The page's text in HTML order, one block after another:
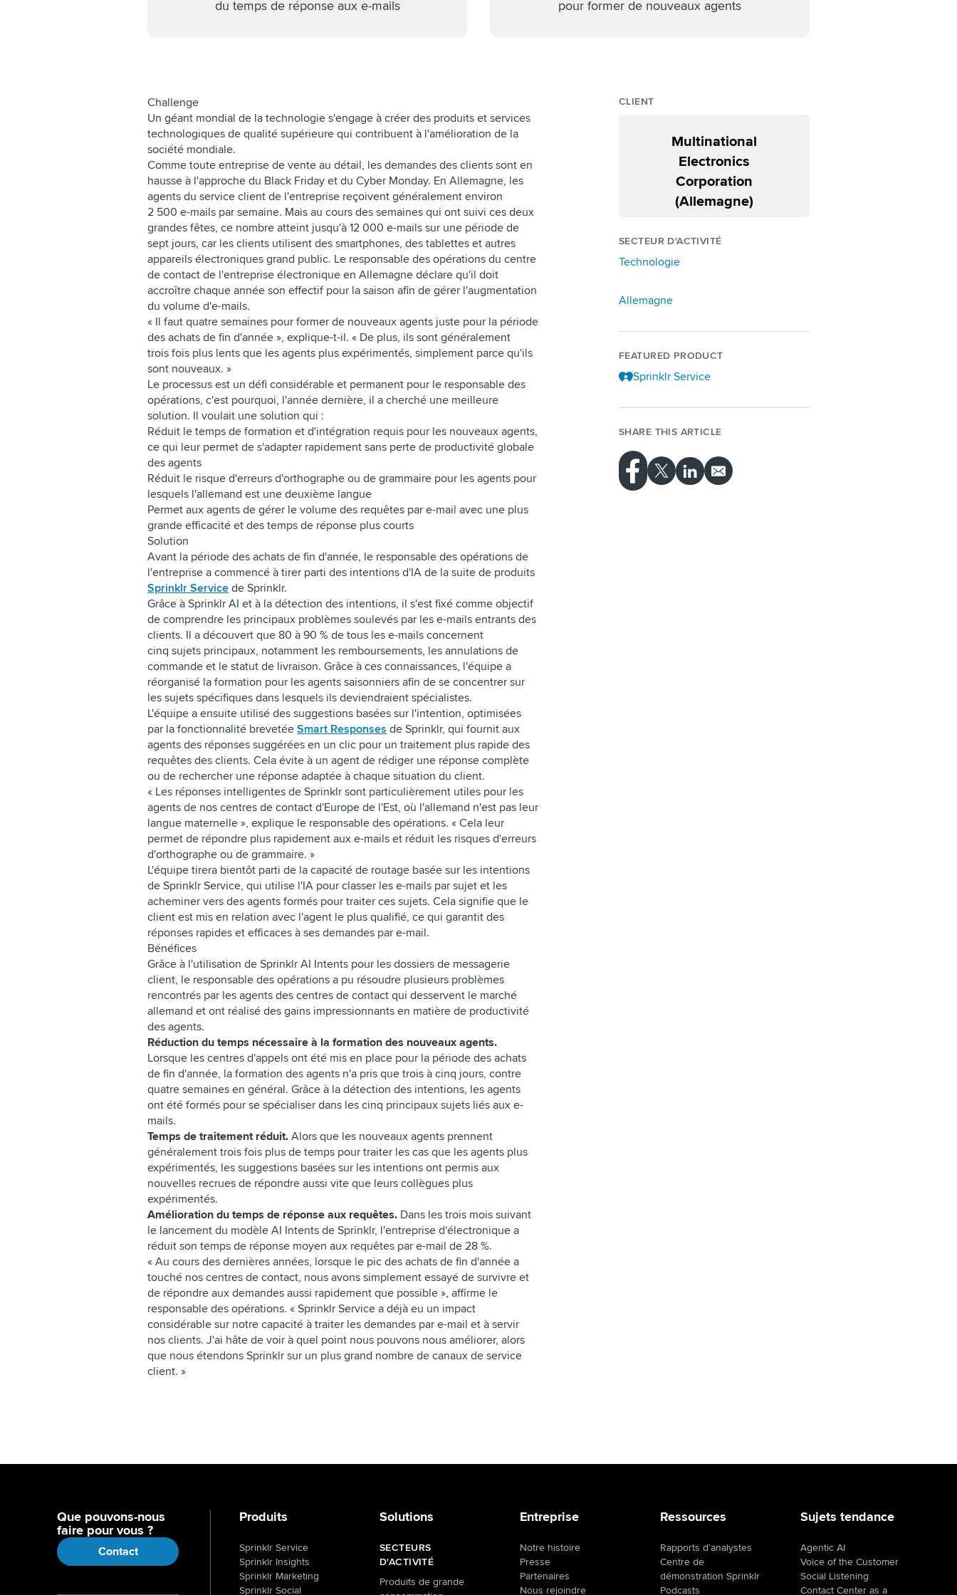
du temps de réponse aux e-mails pour former de nouveaux agents
Challenge
Un géant mondial de la technologie s'engage à créer des produits et services
technologiques de qualité supérieure qui contribuent à l'amélioration de la
société mondiale.
Comme toute entreprise de vente au détail, les demandes des clients sont en
hausse à l'approche du Black Friday et du Cyber Monday. En Allemagne, les
agents du service client de l'entreprise reçoivent généralement environ
2 500 e-mails par semaine. Mais au cours des semaines qui ont suivi ces deux
grandes fêtes, ce nombre atteint jusqu'à 12 000 e-mails sur une période de
sept jours, car les clients utilisent des smartphones, des tablettes et autres
appareils électroniques grand public. Le responsable des opérations du centre
de contact de l'entreprise électronique en Allemagne déclare qu'il doit
accroître chaque année son effectif pour la saison afin de gérer l'augmentation
du volume d'e-mails.
« Il faut quatre semaines pour former de nouveaux agents juste pour la période
des achats de fin d'année », explique-t-il. « De plus, ils sont généralement
trois fois plus lents que les agents plus expérimentés, simplement parce qu'ils
sont nouveaux. »
Le processus est un défi considérable et permanent pour le responsable des
opérations, c'est pourquoi, l'année dernière, il a cherché une meilleure
solution. Il voulait une solution qui :
Réduit le temps de formation et d'intégration requis pour les nouveaux agents,
ce qui leur permet de s'adapter rapidement sans perte de productivité globale
des agents
Réduit le risque d'erreurs d'orthographe ou de grammaire pour les agents pour
lesquels l'allemand est une deuxième langue
Permet aux agents de gérer le volume des requêtes par e-mail avec une plus
grande efficacité et des temps de réponse plus courts
Solution
Avant la période des achats de fin d'année, le responsable des opérations de
l'entreprise a commencé à tirer parti des intentions d'IA de la suite de produits
Sprinklr Service de Sprinklr.
Grâce à Sprinklr AI et à la détection des intentions, il s'est fixé comme objectif
de comprendre les principaux problèmes soulevés par les e-mails entrants des
clients. Il a découvert que 80 à 90 % de tous les e-mails concernent
cinq sujets principaux, notamment les remboursements, les annulations de
commande et le statut de livraison. Grâce à ces connaissances, l'équipe a
réorganisé la formation pour les agents saisonniers afin de se concentrer sur
les sujets spécifiques dans lesquels ils deviendraient spécialistes.
L'équipe a ensuite utilisé des suggestions basées sur l'intention, optimisées
par la fonctionnalité brevetée Smart Responses de Sprinklr, qui fournit aux
agents des réponses suggérées en un clic pour un traitement plus rapide des
requêtes des clients. Cela évite à un agent de rédiger une réponse complète
ou de rechercher une réponse adaptée à chaque situation du client.
« Les réponses intelligentes de Sprinklr sont particulièrement utiles pour les
agents de nos centres de contact d'Europe de l'Est, où l'allemand n'est pas leur
langue maternelle », explique le responsable des opérations. « Cela leur
permet de répondre plus rapidement aux e-mails et réduit les risques d'erreurs
d'orthographe ou de grammaire. »
L'équipe tirera bientôt parti de la capacité de routage basée sur les intentions
de Sprinklr Service, qui utilise l'IA pour classer les e-mails par sujet et les
acheminer vers des agents formés pour traiter ces sujets. Cela signifie que le
client est mis en relation avec l'agent le plus qualifié, ce qui garantit des
réponses rapides et efficaces à ses demandes par e-mail.
Bénéfices
Grâce à l'utilisation de Sprinklr AI Intents pour les dossiers de messagerie
client, le responsable des opérations a pu résoudre plusieurs problèmes
rencontrés par les agents des centres de contact qui desservent le marché
allemand et ont réalisé des gains impressionnants en matière de productivité
des agents.
Réduction du temps nécessaire à la formation des nouveaux agents.
Lorsque les centres d'appels ont été mis en place pour la période des achats
de fin d'année, la formation des agents n'a pris que trois à cinq jours, contre
quatre semaines en général. Grâce à la détection des intentions, les agents
ont été formés pour se spécialiser dans les cinq principaux sujets liés aux e-
mails.
Temps de traitement réduit. Alors que les nouveaux agents prennent
généralement trois fois plus de temps pour traiter les cas que les agents plus
expérimentés, les suggestions basées sur les intentions ont permis aux
nouvelles recrues de répondre aussi vite que leurs collègues plus
expérimentés.
Amélioration du temps de réponse aux requêtes. Dans les trois mois suivant
le lancement du modèle AI Intents de Sprinklr, l'entreprise d'électronique a
réduit son temps de réponse moyen aux requêtes par e-mail de 28 %.
« Au cours des dernières années, lorsque le pic des achats de fin d'année a
touché nos centres de contact, nous avons simplement essayé de survivre et
de répondre aux demandes aussi rapidement que possible », affirme le
responsable des opérations. « Sprinklr Service a déjà eu un impact
considérable sur notre capacité à traiter les demandes par e-mail et à servir
nos clients. J'ai hâte de voir à quel point nous pouvons nous améliorer, alors
que nous étendons Sprinklr sur un plus grand nombre de canaux de service
client. »
CLIENT
Multinational
Electronics
Corporation
(Allemagne)
SECTEUR D'ACTIVITÉ
Technologie
Allemagne
FEATURED PRODUCT
Sprinklr Service
SHARE THIS ARTICLE
Que pouvons-nous
faire pour vous ?
Contact
Produits
Sprinklr Service
Sprinklr Insights
Sprinklr Marketing
Sprinklr Social
Solutions
SECTEURS
D'ACTIVITÉ
Produits de grande
Entreprise
Notre histoire
Presse
Partenaires
Nous rejoindre
Ressources
Rapports d’analystes
Centre de
démonstration Sprinklr
Podcasts
Sujets tendance
Agentic AI
Voice of the Customer
Social Listening
Contact Center as a